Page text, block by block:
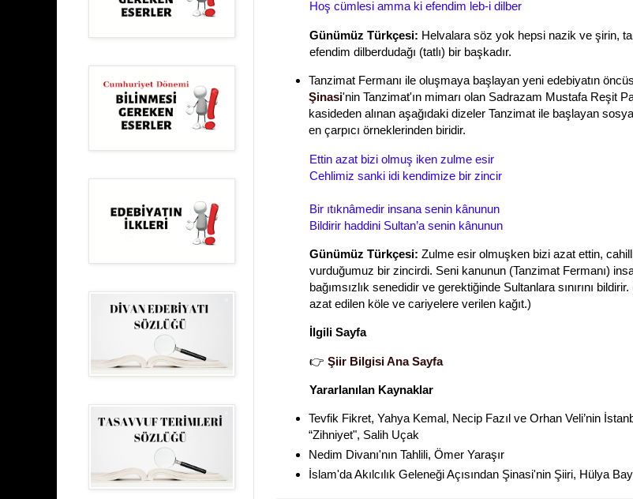
Hoş cümlesi amma ki efendim leb-i dilber
Günümüz Türkçesi: Helvalara söz yok hepsi nazik ve şirin,
efendim dilberdudağı (tatlı) bir başkadır.
Tanzimat Fermanı ile oluşmaya başlayan yeni edebiyatın
Şinasi'nin Tanzimat'ın mimarı olan Sadrazam Mustafa Reşit
kasideden alınan aşağıdaki dizeler Tanzimat ile başlayan
en çarpıcı örneklerinden biridir.
Ettin azat bizi olmuş iken zulme esir
Cehlimiz sanki idi kendimize bir zincir
Bir ıtıknâmedir insana senin kânunun
Bildirir haddini Sultan’a senin kânunun
Günümüz Türkçesi: Zulme esir olmuşken bizi azat ettin,
vurduğumuz bir zincirdi. Seni kanunun (Tanzimat Fermanı)
bağımsızlık senedidir ve gerektiğinde Sultanlara sınırını
azat edilen köle ve cariyelere verilen kağıt.)
İlgili Sayfa
👉 Şiir Bilgisi Ana Sayfa
Yararlanılan Kaynaklar
Tevfik Fikret, Yahya Kemal, Necip Fazıl ve Orhan Veli’nin
“Zihniyet", Salih Uçak
Nedim Divanı'nın Tahlili, Ömer Yaraşır
İslam'da Akılcılık Geleneği Açısından Şinasi'nin Şiiri, Hülya